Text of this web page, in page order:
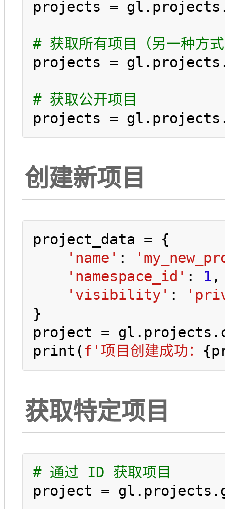
projects =
# 获取所有项目（另一种方
projects =
# 获取公开项目
projects =
创建新项目
project_data = {
'name' :
'namespace_id' : 1
'visibility' :
}
project =
print(f'项目创建成功：
获取特定项目
# 通过 ID 获取项目
project =